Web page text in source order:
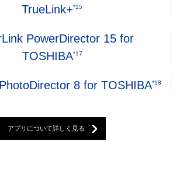
TrueLink+*15
PowerDirector 15 for
TOSHIBA*17
8 for TOSHIBA*18
アプリについて詳しく見る